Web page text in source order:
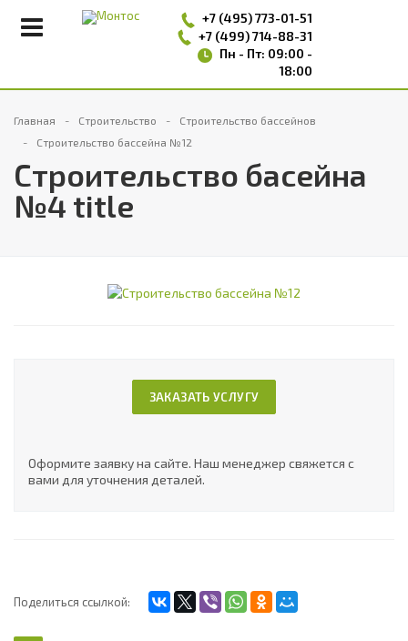
+7 (495)773-01-51
+7 (499) 714-88-31
Пн - Пт: 09:00 -
18:00
Главная Строительство
Строительство бассейнов
Строительство бассейна №12
Строительство басейна
№4 title
ЗАКАЗАТЬ УСЛУГУ
Оформите заявку на сайте. Наш менеджер свяжется с
вами для уточнения деталей.
Поделиться ссылкой: